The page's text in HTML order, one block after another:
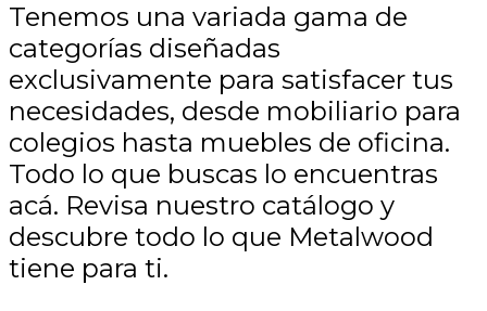
Tenemos una variada gama de
categorías diseñadas
exclusivamente para satisfacer tus
necesidades, desde mobiliario para
colegios hasta muebles de oficina.
Todo lo que buscas lo encuentras
acá. Revisa nuestro catálogo y
descubre todo lo que Metalwood
tiene para ti.